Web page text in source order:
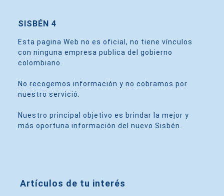
SISBÉN 4
Esta pagina Web no es oficial, no tiene vínculos
con ninguna empresa publica del gobierno
colombiano.
No recogemos información y no cobramos por
nuestro servició.
Nuestro principal objetivo es brindar la mejor y
más oportuna información del nuevo Sisbén.
Artículos de tu interés